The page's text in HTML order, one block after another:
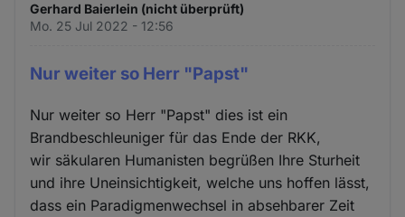
Gerhard Baierlein (nicht überprüft)
Mo. 25 Jul 2022 - 12:56
Nur weiter so Herr "Papst"
Nur weiter so Herr "Papst" dies ist ein
Brandbeschleuniger für das Ende der RKK,
wir säkularen Humanisten begrüßen Ihre Sturheit
und ihre Uneinsichtigkeit, welche uns hoffen lässt,
dass ein Paradigmenwechsel in absehbarer Zeit